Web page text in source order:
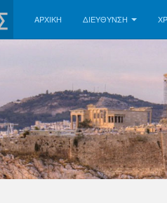
ΑΡΧΙΚΗ ΔΙΕΥΘΥΝΣΗ